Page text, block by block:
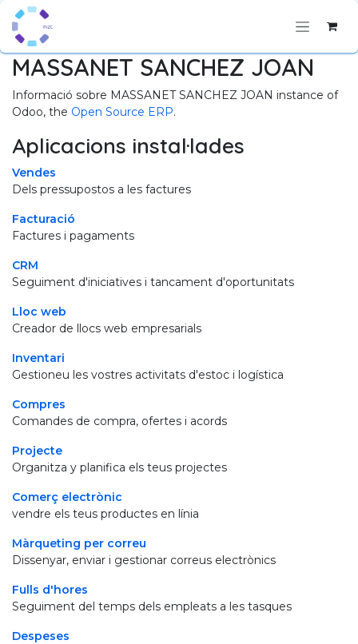
Skip to Content
MASSANET SANCHEZ JOAN
Informació sobre MASSANET SANCHEZ JOAN instance of
Odoo, the Open Source ERP.
Aplicacions instal·lades
Vendes
Dels pressupostos a les factures
Facturació
Factures i pagaments
CRM
Seguiment d'iniciatives i tancament d'oportunitats
Lloc web
Creador de llocs web empresarials
Inventari
Gestioneu les vostres activitats d'estoc i logística
Compres
Comandes de compra, ofertes i acords
Projecte
Organitza y planifica els teus projectes
Comerç electrònic
vendre els teus productes en línia
Màrqueting per correu
Dissenyar, enviar i gestionar correus electrònics
Fulls d'hores
Seguiment del temps dels empleats a les tasques
Despeses